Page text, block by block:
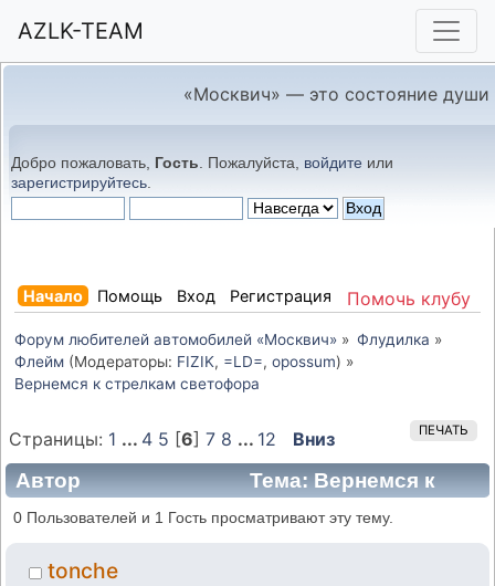
AZLK-TEAM
«Москвич» — это состояние души
Добро пожаловать, Гость . Пожалуйста, войдите или
зарегистрируйтесь
Помочь клубу
Начало Помощь Вход Регистрация
Форум любителей автомобилей «Москвич» » Флудилка »
Флейм (Модераторы: FIZIK, =LD=, opossum) »
Вернемся к стрелкам светофора
ПЕЧАТЬ
Страницы: 1 ... 4 5 [6] 7 8 ... 12 Вниз
Автор
Тема: Вернемся к
стрелкам светофора (Прочитано 22691
раз)
0 Пользователей и 1 Гость просматривают эту тему.
tonche